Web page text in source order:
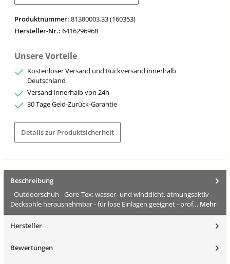
Produktnummer: 81380003.33 (160353)
Hersteller-Nr.: 6416296968
Unsere Vorteile
Kostenloser Versand und Rückversand innerhalb
Deutschland
Versand innerhalb von 24h
30 Tage Geld-Zurück-Garantie
Details zur Produktsicherheit
Beschreibung
- Outdoorschuh - Gore-Tex: wasser- und winddicht, atmungsaktiv -
Decksohle herausnehmbar - für lose Einlagen geeignet - prof… Mehr
Hersteller
Bewertungen